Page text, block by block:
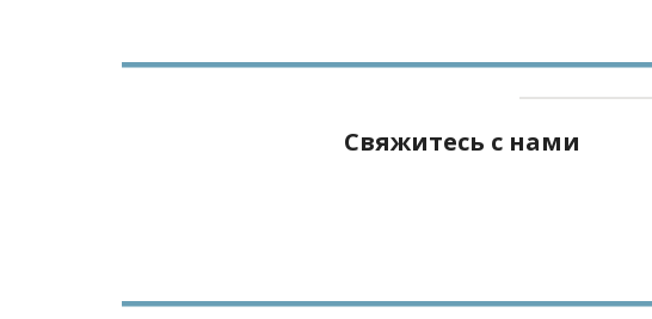
Свяжитесь с нами